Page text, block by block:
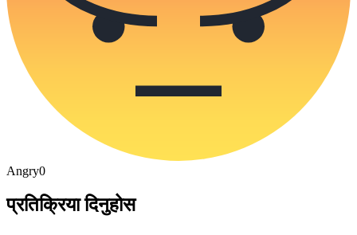
Angry0
प्रतिक्रिया दिनुहोस